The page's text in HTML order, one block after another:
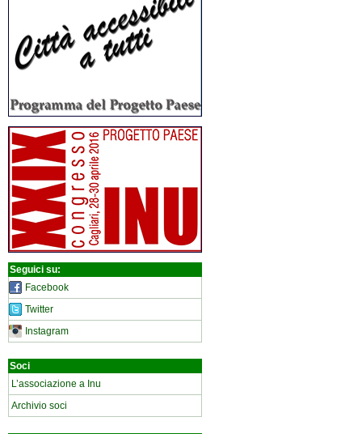
Seguici su:
Facebook
Twitter
Instagram
Soci
L’associazione a Inu
Archivio soci